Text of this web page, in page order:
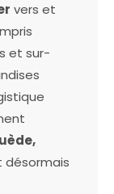
vers et
et sur-
désormais